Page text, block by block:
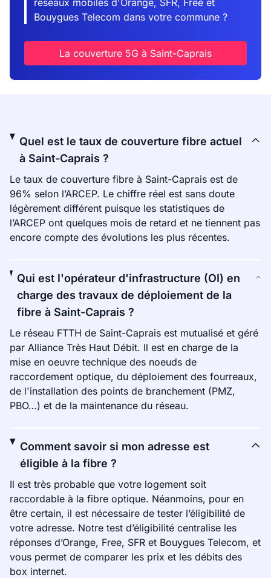
réseaux mobiles d'Orange, SFR, Free et
Bouygues Telecom dans votre commune ?
La couverture 5G à Saint-Caprais
Quel est le taux de couverture fibre actuel
à Saint-Caprais ?
Le taux de couverture fibre à Saint-Caprais est de
96% selon l’ARCEP. Le chiffre réel est sans doute
légèrement différent puisque les statistiques de
l’ARCEP ont quelques mois de retard et ne tiennent pas
encore compte des évolutions les plus récentes.
Qui est l'opérateur d'infrastructure (OI) en
charge des travaux de déploiement de la
fibre à Saint-Caprais ?
Le réseau FTTH de Saint-Caprais est mutualisé et géré
par Alliance Très Haut Débit. Il est en charge de la
mise en oeuvre technique des noeuds de
raccordement optique, du déploiement des fourreaux,
de l'installation des points de branchement (PMZ,
PBO…) et de la maintenance du réseau.
Comment savoir si mon adresse est
éligible à la fibre ?
Il est très probable que votre logement soit
raccordable à la fibre optique. Néanmoins, pour en
être certain, il est nécessaire de tester l’éligibilité de
votre adresse. Notre test d’éligibilité centralise les
réponses d’Orange, Free, SFR et Bouygues Telecom, et
vous permet de comparer les prix et les débits des
box internet.